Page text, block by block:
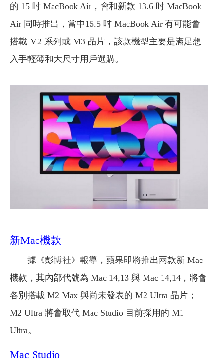
的 15 吋 MacBook Air，會和新款 13.6 吋 MacBook
Air 同時推出，當中15.5 吋 MacBook Air 有可能會
搭載 M2 系列或 M3 晶片，該款機型主要是滿足想
入手輕薄和大尺寸用戶選購。
新Mac機款
據《彭博社》報導，蘋果即將推出兩款新 Mac
機款，其內部代號為 Mac 14,13 與 Mac 14,14，將會
各別搭載 M2 Max 與尚未發表的 M2 Ultra 晶片；
M2 Ultra 將會取代 Mac Studio 目前採用的 M1
Ultra。
Mac Studio